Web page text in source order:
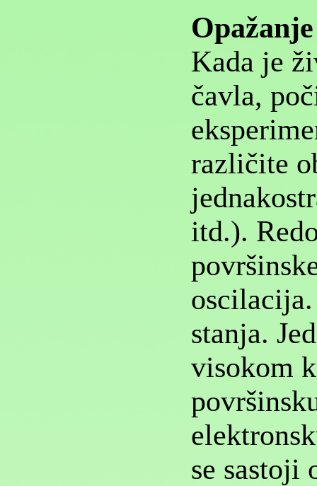
Kada je
čavla,
različite
itd.).
stanja.
visokom
se sastoji